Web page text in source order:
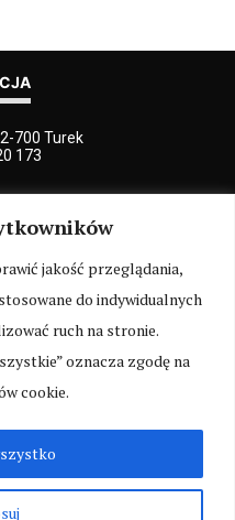
jakość przeglądania,
do indywidualnych
ruch na stronie.
oznacza zgodę na
cookie.
700 Turek
173
O nas Kontakt